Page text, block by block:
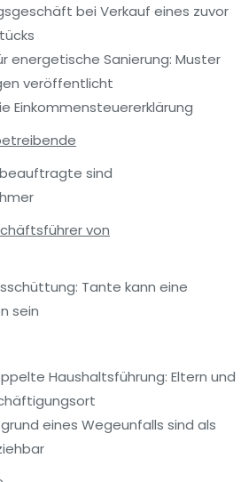
bei Verkauf eines zuvor
energetische Sanierung: Muster
veröffentlicht
Einkommensteuererklärung
sind
von
Tante kann eine
sein
Haushaltsführung: Eltern und
eines Wegeunfalls sind als